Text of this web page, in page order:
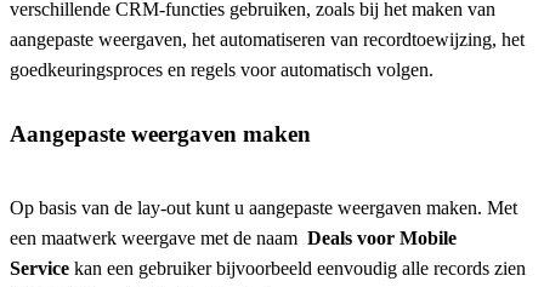
verschillende CRM-functies gebruiken, zoals bij het maken van
aangepaste weergaven, het automatiseren van recordtoewijzing, het
goedkeuringsproces en regels voor automatisch volgen.
Aangepaste weergaven maken
Op basis van de lay-out kunt u aangepaste weergaven maken. Met
een maatwerk weergave met de naam Deals voor Mobile
Service kan een gebruiker bijvoorbeeld eenvoudig alle records zien